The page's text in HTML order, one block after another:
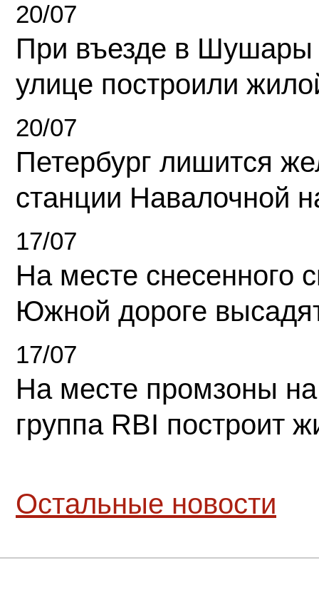
20/07
При въезде в Шушары
улице построили
20/07
Петербург лишится
станции Навалочной
17/07
На месте снесенного
Южной дороге
17/07
На месте промзоны
группа RBI построит
Остальные новости